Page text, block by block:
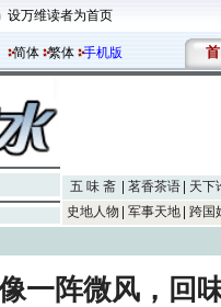
设万维读者为首页
简体 繁体 手机版 首
五 味 斋 茗香茶语
天下
史地人物
军事天地 跨国
一阵微风，回